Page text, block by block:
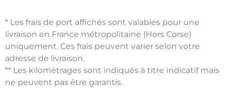
* Les frais de port affichés sont valables pour une
livraison en France métropolitaine (Hors Corse)
uniquement. Ces frais peuvent varier selon votre
adresse de livraison.
** Les kilométrages sont indiqués à titre indicatif mais
ne peuvent pas être garantis.